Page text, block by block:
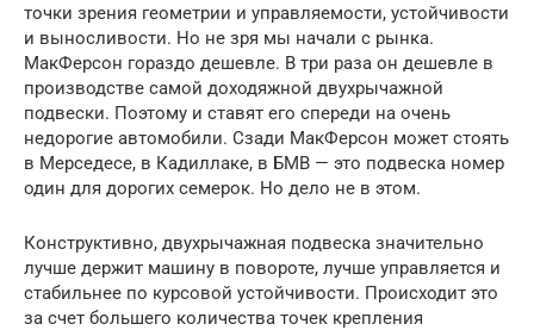
точки зрения геометрии и управляемости, устойчивости
и выносливости. Но не зря мы начали с рынка.
МакФерсон гораздо дешевле. В три раза он дешевле в
производстве самой доходяжной двухрычажной
подвески. Поэтому и ставят его спереди на очень
недорогие автомобили. Сзади МакФерсон может стоять
в Мерседесе, в Кадиллаке, в БМВ — это подвеска номер
один для дорогих семерок. Но дело не в этом.
Конструктивно, двухрычажная подвеска значительно
лучше держит машину в повороте, лучше управляется и
стабильнее по курсовой устойчивости. Происходит это
за счет большего количества точек крепления